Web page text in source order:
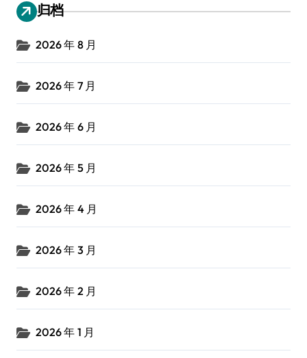
归档
2026 年 8 月
2026 年 7 月
2026 年 6 月
2026 年 5 月
2026 年 4 月
2026 年 3 月
2026 年 2 月
2026 年 1 月